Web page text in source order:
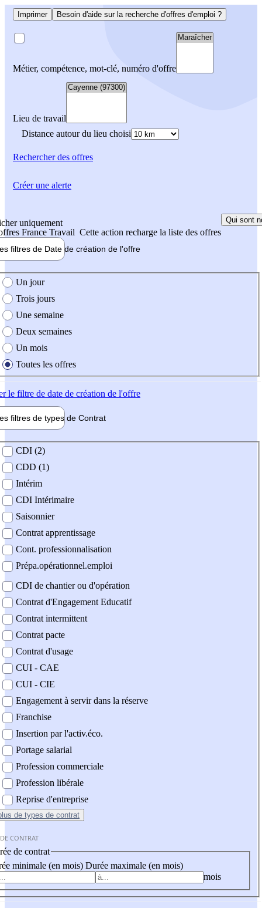
Imprimer Besoin d'aide sur la recherche d'offres d'emploi ?
Métier, compétence, mot-clé, numéro d'offre
Lieu de travail
Distance autour du lieu choisi
Rechercherdes offres
uniquement
France Travail Cette action recharge la liste des offres
Qui sont
filtres de Date de création de l'offre
création de l'offre
Un jour
Trois jours
Une semaine
Deux semaines
Un mois
Toutes les offres
le filtre de date de création de l'offre
filtres de types de Contrat
contrat
CDI (2)
CDD (1)
Intérim
CDI Intérimaire
Saisonnier
Contrat apprentissage
Cont. professionnalisation
Prépa.opérationnel.emploi
CDI de chantier ou d'opération
Contrat d'Engagement Educatif
Contrat intermittent
Contrat pacte
Contrat d'usage
CUI - CAE
CUI - CIE
Engagement à servir dans la réserve
Franchise
Insertion par l'activ.éco.
Portage salarial
Profession commerciale
Profession libérale
Reprise d'entreprise
de types de contrat
CONTRAT
de contrat
minimale (en mois) Durée maximale (en mois)
mois
Créer une alerte